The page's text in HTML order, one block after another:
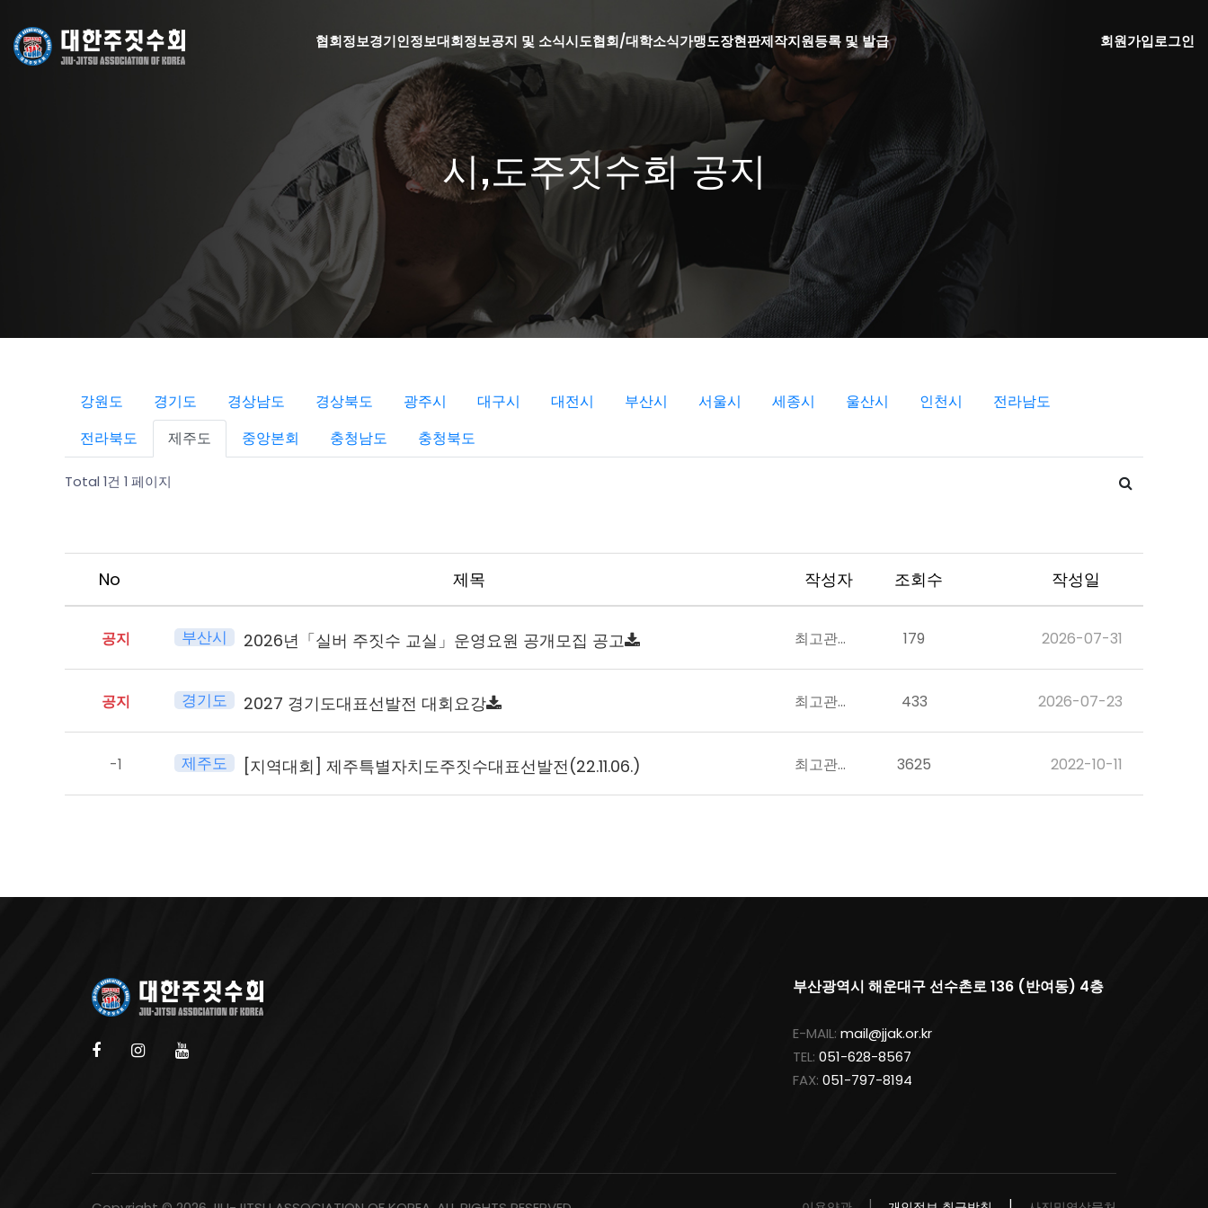
협회정보경기인정보대회정보공지 및 소식시도협회/대학소식가맹도장현판제작지원등록 및 발급 회원가입로그인
시,도주짓수회 공지
강원도 경기도 경상남도 경상북도 광주시 대구시 대전시 부산시 서울시 세종시 울산시 인천시
전라남도
전라북도
제주도 중앙본회 충청남도 충청북도
Total 1건 1 페이지
No 제목 작성자 조회수 작성일
공지 부산시 2026년「실버 주짓수 교실」운영요원 공개모집 공고 최고관리자 179 2026-07-31
공지 경기도 2027 경기도대표선발전 대회요강 최고관리자 433 2026-07-23
-1 제주도 [지역대회] 제주특별자치도주짓수대표선발전(22.11.06.) 최고관리자 3625 2022-10-11
부산광역시 해운대구 선수촌로 136 (반여동) 4층
E-MAIL: mail@jjak.or.kr
TEL: 051-628-8567
FAX: 051-797-8194